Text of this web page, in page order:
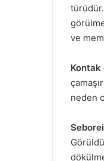
ve
neden